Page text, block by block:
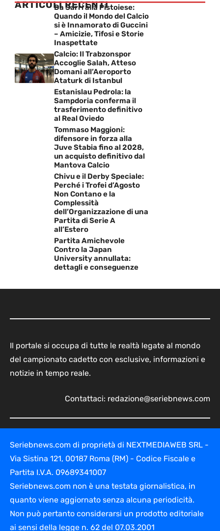
ARTICOLI RECENTI
Da Sarri alla Pistoiese:
Quando il Mondo del Calcio
si è Innamorato di Guccini
– Amicizie, Tifosi e Storie
Inaspettate
Calcio: Il Trabzonspor
Accoglie Salah, Atteso
Domani all’Aeroporto
Ataturk di Istanbul
Estanislau Pedrola: la
Sampdoria conferma il
trasferimento definitivo
al Real Oviedo
Tommaso Maggioni:
difensore in forza alla
Juve Stabia fino al 2028,
un acquisto definitivo dal
Mantova Calcio
Chivu e il Derby Speciale:
Perché i Trofei d’Agosto
Non Contano e la
Complessità
dell’Organizzazione di una
Partita di Serie A
all’Estero
Partita Amichevole
Contro la Japan
University annullata:
dettagli e conseguenze
Il portale si occupa di tutte le realtà legate al mondo
del campionato cadetto con esclusive, informazioni e
notizie in tempo reale.
Contattaci: redazione@seriebnews.com
Seriebnews.com di proprietà di NEXTMEDIAWEB SRL -
Via Sistina 121, 00187 Roma (RM) - Codice Fiscale e
Partita I.V.A. 09689341007
Seriebnews.com non è una testata giornalistica, in
quanto viene aggiornato senza alcuna periodicità.
Non può pertanto considerarsi un prodotto editoriale
ai sensi della legge n. 62 del 07.03.2001